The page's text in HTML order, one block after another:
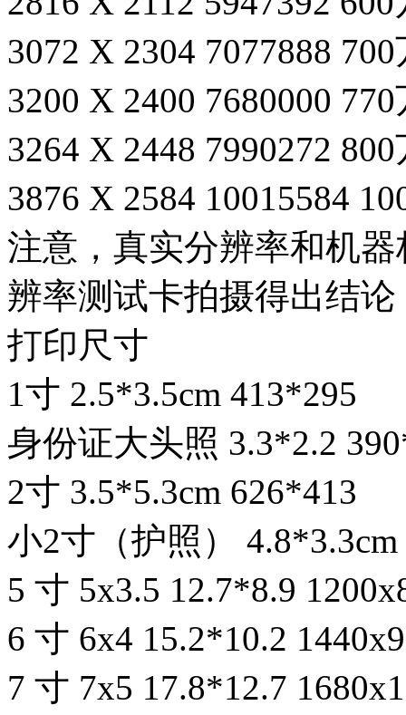
3072 X 2304 7077888
3200 X 2400 7680000
3264 X 2448 7990272
3876 X 2584 10015584
注意，真实分辨率和机
辨率测试卡拍摄得出结论
打印尺寸
1寸 2.5*3.5cm 413*295
身份证大头照 3.3*2.2
2寸 3.5*5.3cm 626*413
小2寸（护照）
5 寸 5x3.5 12.7*8.9
6 寸 6x4 15.2*10.2
7 寸 7x5 17.8*12.7